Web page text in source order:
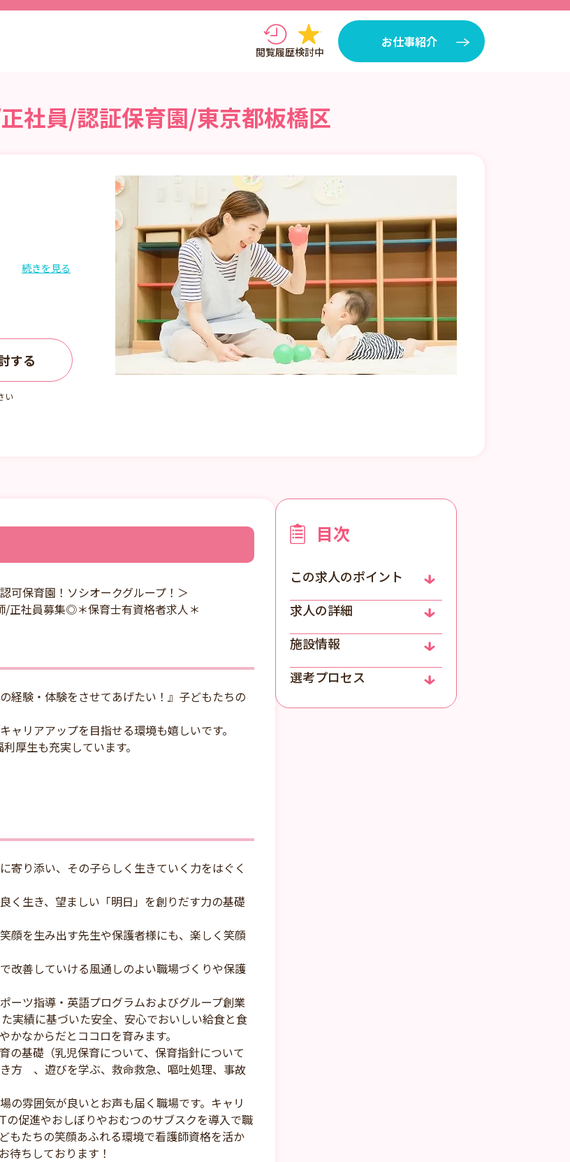
閲覧履歴検討中
お仕事紹介
社員/認証保育園/東京都板橋区
続きを見る
い
可保育園！ソシオークグループ！＞
正社員募集◎＊保育士有資格者求人＊
経験・体験をさせてあげたい！』子どもたちの
ャリアアップを目指せる環境も嬉しいです。
厚生も充実しています。
寄り添い、その子らしく生きていく力をはぐく
く生き、望ましい「明日」を創りだす力の基礎
顔を生み出す先生や保護者様にも、楽しく笑顔
改善していける風通しのよい職場づくりや保護
ーツ指導・英語プログラムおよびグループ創業
実績に基づいた安全、安心でおいしい給食と食
なからだとココロを育みます。
の基礎（乳児保育について、保育指針について
方 、遊びを学ぶ、救命救急、嘔吐処理、事故
の雰囲気が良いとお声も届く職場です。キャリ
の促進やおしぼりやおむつのサブスクを導入で職
もたちの笑顔あふれる環境で看護師資格を活か
待ちしております！
目次
この求人のポイント
求人の詳細
施設情報
選考プロセス